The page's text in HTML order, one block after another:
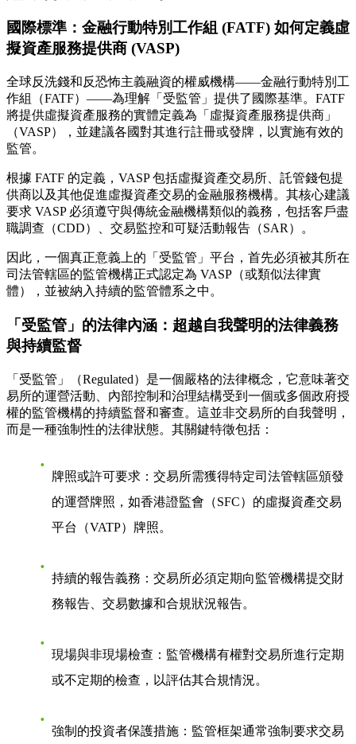
國際標準：金融行動特別工作組 (FATF) 如何定義虛
擬資產服務提供商 (VASP)
全球反洗錢和反恐怖主義融資的權威機構——金融行動特別工
作組（FATF）——為理解「受監管」提供了國際基準。FATF
將提供虛擬資產服務的實體定義為「虛擬資產服務提供商」
（VASP），並建議各國對其進行註冊或發牌，以實施有效的
監管。
根據 FATF 的定義，VASP 包括虛擬資產交易所、託管錢包提
供商以及其他促進虛擬資產交易的金融服務機構。其核心建議
要求 VASP 必須遵守與傳統金融機構類似的義務，包括客戶盡
職調查（CDD）、交易監控和可疑活動報告（SAR）。
因此，一個真正意義上的「受監管」平台，首先必須被其所在
司法管轄區的監管機構正式認定為 VASP（或類似法律實
體），並被納入持續的監管體系之中。
「受監管」的法律內涵：超越自我聲明的法律義務
與持續監督
「受監管」（Regulated）是一個嚴格的法律概念，它意味著交
易所的運營活動、內部控制和治理結構受到一個或多個政府授
權的監管機構的持續監督和審查。這並非交易所的自我聲明，
而是一種強制性的法律狀態。其關鍵特徵包括：
牌照或許可要求 ：交易所需獲得特定司法管轄區頒發
的運營牌照，如香港證監會（SFC）的虛擬資產交易
平台（VATP）牌照。
持續的報告義務 ：交易所必須定期向監管機構提交財
務報告、交易數據和合規狀況報告。
現場與非現場檢查 ：監管機構有權對交易所進行定期
或不定期的檢查，以評估其合規情況。
強制的投資者保護措施 ：監管框架通常強制要求交易